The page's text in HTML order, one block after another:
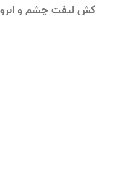
کش لیفت چشم و ابرو